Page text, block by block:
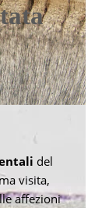
del
visita,
affezioni